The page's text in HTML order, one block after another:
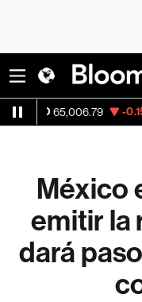
65,006.79 -0.15%
México
emitir la
dará